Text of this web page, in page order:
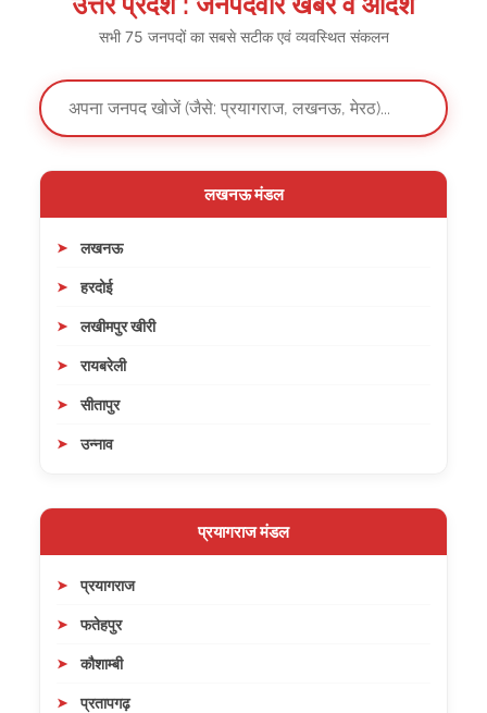
सभी 75 जनपदों का सबसे सटीक एवं व्यवस्थित संकलन
लखनऊ मंडल
लखनऊ
हरदोई
लखीमपुर खीरी
रायबरेली
सीतापुर
उन्नाव
प्रयागराज मंडल
प्रयागराज
फतेहपुर
कौशाम्बी
प्रतापगढ़